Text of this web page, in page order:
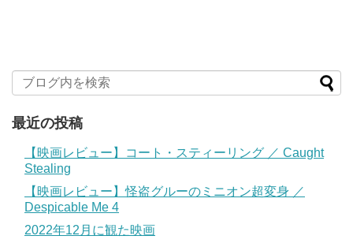
最近の投稿
【映画レビュー】コート・スティーリング ／ Caught
Stealing
【映画レビュー】怪盗グルーのミニオン超変身 ／
Despicable Me 4
2022年12月に観た映画